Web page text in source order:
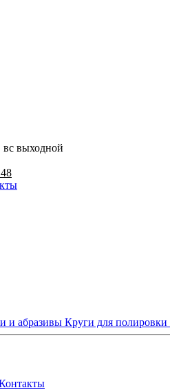
вс выходной
и абразивы Круги для полировки